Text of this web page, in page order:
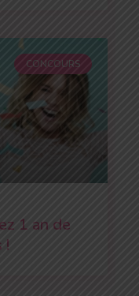
CONCOURS
1 an de
!